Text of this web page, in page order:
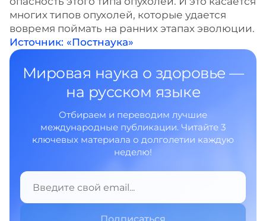
многих типов опухолей, которые удается
вовремя поймать на ранних этапах эволюции.
Источник: «Постнаука»
Мировая наука о здоровье —
на русском языке
Отбираем и переводим лучшие
международные публикации. Читайте 3
ключевых материала о долголетии каждую
неделю!